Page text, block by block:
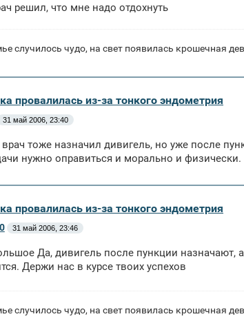
решил, что мне надо отдохнуть
случилось чудо, на свет появилась крошечная
провалилась из-за тонкого эндометрия
31 май 2006, 23:40
тоже назначил дивигель, но уже после
нужно оправиться и морально и физически.
провалилась из-за тонкого эндометрия
31 май 2006, 23:46
Да, дивигель после пункции назначают,
Держи нас в курсе твоих успехов
случилось чудо, на свет появилась крошечная